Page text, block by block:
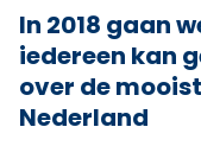
Locaties
Amsterdam
Utrecht
In 2018 gaan
iedereen kan
over de
Nederland